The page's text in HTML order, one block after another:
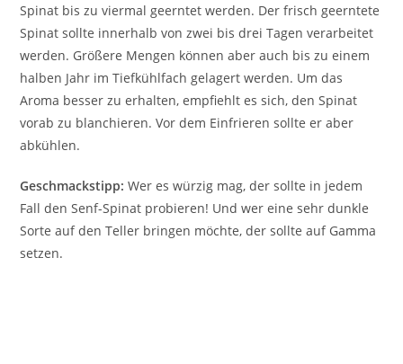
Spinat bis zu viermal geerntet werden. Der frisch geerntete
Spinat sollte innerhalb von zwei bis drei Tagen verarbeitet
werden. Größere Mengen können aber auch bis zu einem
halben Jahr im Tiefkühlfach gelagert werden. Um das
Aroma besser zu erhalten, empfiehlt es sich, den Spinat
vorab zu blanchieren. Vor dem Einfrieren sollte er aber
abkühlen.
Geschmackstipp: Wer es würzig mag, der sollte in jedem
Fall den Senf-Spinat probieren! Und wer eine sehr dunkle
Sorte auf den Teller bringen möchte, der sollte auf Gamma
setzen.